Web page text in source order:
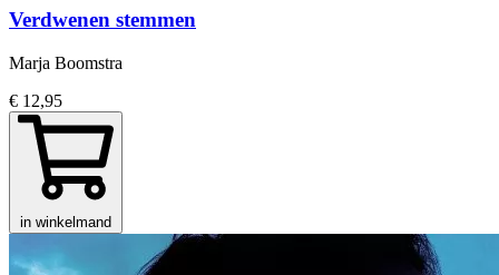
Verdwenen stemmen
Marja Boomstra
€ 12,95
in winkelmand